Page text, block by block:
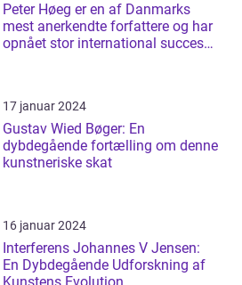
Peter Høeg er en af Danmarks
mest anerkendte forfattere og har
opnået stor international succes
17 januar 2024
Gustav Wied Bøger: En
dybdegående fortælling om denne
kunstneriske skat
16 januar 2024
Interferens Johannes V Jensen:
En Dybdegående Udforskning af